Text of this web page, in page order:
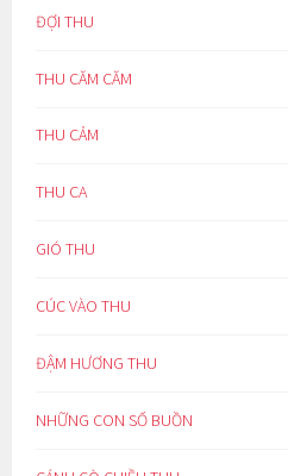
ĐỢI THU
THU CĂM CĂM
THU CẢM
THU CA
GIÓ THU
CÚC VÀO THU
ĐẬM HƯƠNG THU
NHỮNG CON SỐ BUỒN